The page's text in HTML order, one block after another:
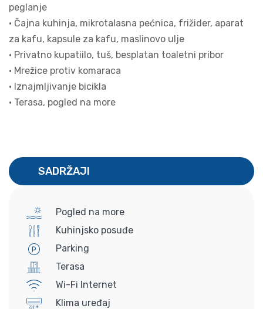
peglanje
• Čajna kuhinja, mikrotalasna pećnica, frižider, aparat
za kafu, kapsule za kafu, maslinovo ulje
• Privatno kupatiilo, tuš, besplatan toaletni pribor
• Mrežice protiv komaraca
• Iznajmljivanje bicikla
• Terasa, pogled na more
SADRŽAJI
Pogled na more
Kuhinjsko posuđe
Parking
Terasa
Wi-Fi Internet
Klima uređaj